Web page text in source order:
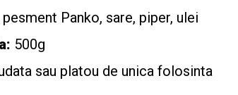
Panko, sare, piper, ulei
500g
sau platou de unica folosinta